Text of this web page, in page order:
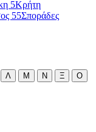
5Κρήτη
55Σποράδες
Λ Μ Ν Ξ
Ο